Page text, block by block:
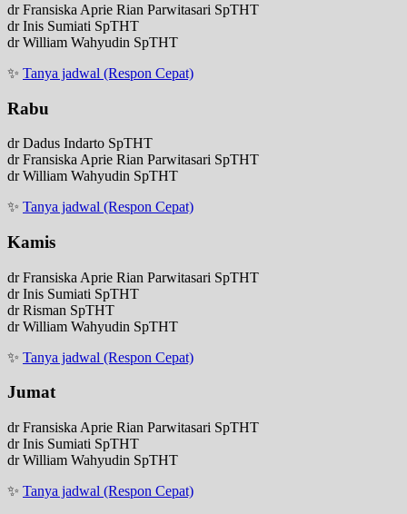
dr Fransiska Aprie Rian Parwitasari SpTHT
dr Inis Sumiati SpTHT
dr William Wahyudin SpTHT
✨ Tanya jadwal (Respon Cepat)
Rabu
dr Dadus Indarto SpTHT
dr Fransiska Aprie Rian Parwitasari SpTHT
dr William Wahyudin SpTHT
✨ Tanya jadwal (Respon Cepat)
Kamis
dr Fransiska Aprie Rian Parwitasari SpTHT
dr Inis Sumiati SpTHT
dr Risman SpTHT
dr William Wahyudin SpTHT
✨ Tanya jadwal (Respon Cepat)
Jumat
dr Fransiska Aprie Rian Parwitasari SpTHT
dr Inis Sumiati SpTHT
dr William Wahyudin SpTHT
✨ Tanya jadwal (Respon Cepat)